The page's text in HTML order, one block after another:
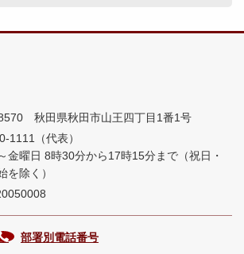
秋田県秋田市山王四丁目1番1号
1111（代表）
金曜日 8時30分から17時15分まで （祝日・
を除く）
部署別電話番号